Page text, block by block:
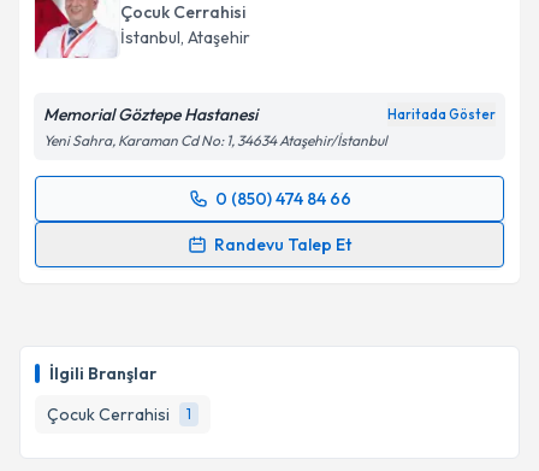
İlgili Branşlar
Çocuk Cerrahisi
1
E-posta Adresiniz
Kişisel verilerimin işlenmesine ilişkinAydınlatma
Metni'ni okudum ve kişisel verilerimin belirtilen
kapsamda işlenmesini kabul ediyorum.
Takvim Talebini Gönder
Çocuk Cerrahisi
İstanbul, Ataşehir
Memorial Göztepe Hastanesi Haritada Göster
Yeni Sahra, Karaman Cd No: 1, 34634 Ataşehir/İstanbul
0 (850) 474 84 66
Randevu Talep Et
Randevu Takvimi Talebi
E-posta Adresiniz